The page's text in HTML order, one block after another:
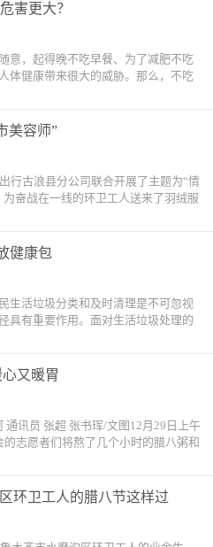
害更大？
意，起得晚不吃早餐、为了减肥不吃
体健康带来很大的威胁。那么，不吃
美容师”
行古浪县分公司联合开展了主题为“情
奋战在一线的环卫工人送来了羽绒服
健康包
活垃圾分类和及时清理是不可忽视
具有重要作用。面对生活垃圾处理的
又暖胃
通讯员 张超 张书珲/文图12月29日上午
志愿者们将熬了几个小时的腊八粥和
环卫工人的腊八节这样过